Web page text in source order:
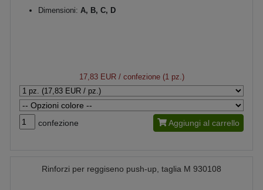
Dimensioni: A, B, C, D
17,83 EUR/ confezione (1 pz.)
confezione Aggiungi al carrello
Rinforzi per reggiseno push-up, taglia M 930108